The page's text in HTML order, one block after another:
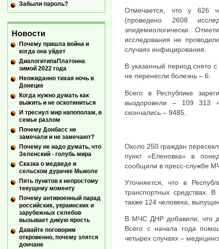
Отмечается, что у 626
(проведено 2608
эпидемиологически.
исследования не
случаях инфицирования.
В указанный период снято
не перенесли болезнь – 6.
Всего в Республике
выздоровели – 109 313
скончались – 9485.
Около 250 граждан
пункт «Еленовка» в
сообщили в пресс-службе
Уточняется, что в
транспортных средствах.
также 124 человека,
В МЧС ДНР добавили, что
Всего с начала года
четырех случаях –
Забыли пароль?
Новости
Почему пришла война и
когда она уйдет
ДиалогитипаПлатонна
зимой 2022 года
Неожиданно тихая ночь в
Донецке
Когда нужно думать как
выжить и не оскотиниться
И треснул мир напополам, в
семье разлом
Почему Донбасс не
замечали и не замечают?
Почему не надо думать, что
Зеленский - голубь мира
Сказка о медведе и
сельском дурачке Мыколе
Пять пунктов к непростому
текущему моменту
Почему антивоенный парад
российских, украинских и
зарубежных селебов
вызывает дикую ярость
Давайте поговорим
откровенно, почему злятся
дончане